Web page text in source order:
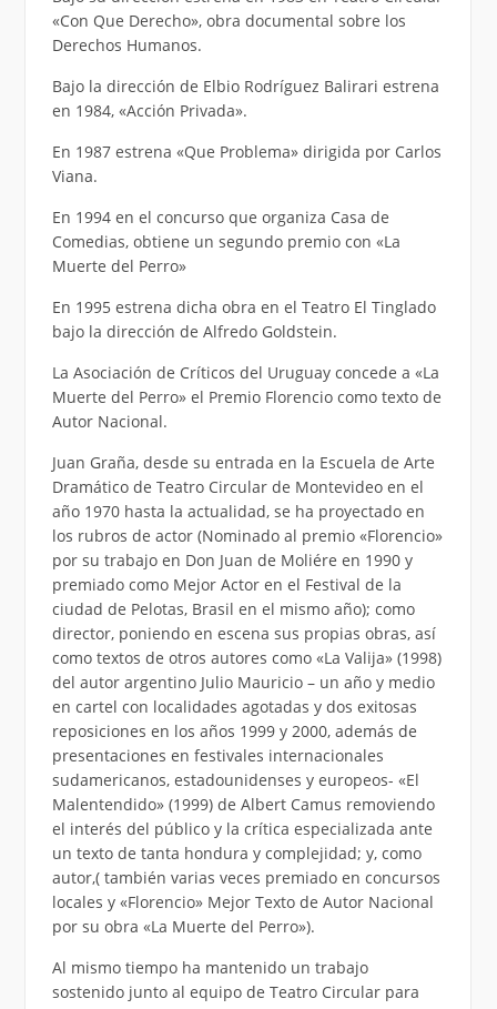
«Con Que Derecho», obra documental sobre los
Derechos Humanos.
Bajo la dirección de Elbio Rodríguez Balirari estrena
en 1984, «Acción Privada».
En 1987 estrena «Que Problema» dirigida por Carlos
Viana.
En 1994 en el concurso que organiza Casa de
Comedias, obtiene un segundo premio con «La
Muerte del Perro»
En 1995 estrena dicha obra en el Teatro El Tinglado
bajo la dirección de Alfredo Goldstein.
La Asociación de Críticos del Uruguay concede a «La
Muerte del Perro» el Premio Florencio como texto de
Autor Nacional.
Juan Graña, desde su entrada en la Escuela de Arte
Dramático de Teatro Circular de Montevideo en el
año 1970 hasta la actualidad, se ha proyectado en
los rubros de actor (Nominado al premio «Florencio»
por su trabajo en Don Juan de Moliére en 1990 y
premiado como Mejor Actor en el Festival de la
ciudad de Pelotas, Brasil en el mismo año); como
director, poniendo en escena sus propias obras, así
como textos de otros autores como «La Valija» (1998)
del autor argentino Julio Mauricio – un año y medio
en cartel con localidades agotadas y dos exitosas
reposiciones en los años 1999 y 2000, además de
presentaciones en festivales internacionales
sudamericanos, estadounidenses y europeos- «El
Malentendido» (1999) de Albert Camus removiendo
el interés del público y la crítica especializada ante
un texto de tanta hondura y complejidad; y, como
autor,( también varias veces premiado en concursos
locales y «Florencio» Mejor Texto de Autor Nacional
por su obra «La Muerte del Perro»).
Al mismo tiempo ha mantenido un trabajo
sostenido junto al equipo de Teatro Circular para